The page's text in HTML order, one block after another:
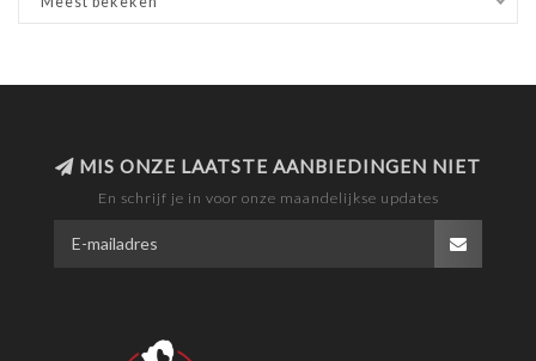
MIS ONZE LAATSTE AANBIEDINGEN NIET
En schrijf je in voor onze maandelijkse updates